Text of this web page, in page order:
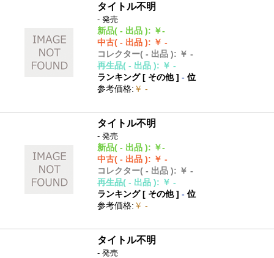
タイトル不明
- 発売
新品( - 出品 ): ￥-
中古( - 出品 ): ￥ -
コレクター( - 出品 ): ￥ -
再生品( - 出品 ): ￥ -
ランキング [ その他]- 位
参考価格: ￥ -
タイトル不明
- 発売
新品( - 出品 ): ￥-
中古( - 出品 ): ￥ -
コレクター( - 出品 ): ￥ -
再生品( - 出品 ): ￥ -
ランキング [ その他]- 位
参考価格: ￥ -
タイトル不明
- 発売